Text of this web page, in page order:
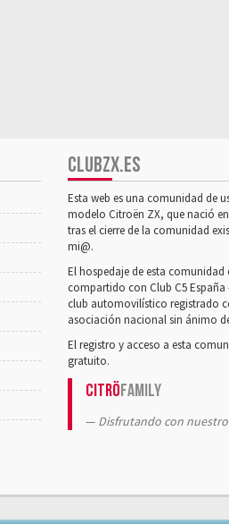
CLUBZX.ES
Esta web es una comunidad de
modelo Citroën ZX, que nació
tras el cierre de la comunidad
mi@.
El hospedaje de esta comunidad
compartido con Club C5 España
club automovilístico registrado
asociación nacional sin ánimo
El registro y acceso a esta
gratuito.
CitröFamily
Disfrutando con